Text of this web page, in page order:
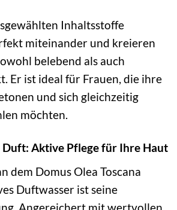
Inhaltsstoffe
miteinander und kreieren
belebend als auch
Er ist ideal für Frauen, die ihre
und sich gleichzeitig
möchten.
Duft: Aktive Pflege für Ihre Haut
dem Domus Olea Toscana
Duftwasser ist seine